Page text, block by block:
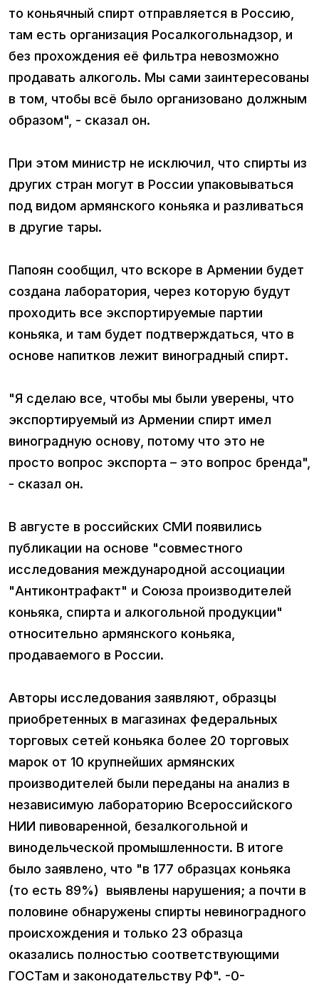
то коньячный спирт отправляется в Россию,
там есть организация Росалкогольнадзор, и
без прохождения её фильтра невозможно
продавать алкоголь. Мы сами заинтересованы
в том, чтобы всё было организовано должным
образом", - сказал он.
При этом министр не исключил, что спирты из
других стран могут в России упаковываться
под видом армянского коньяка и разливаться
в другие тары.
Папоян сообщил, что вскоре в Армении будет
создана лаборатория, через которую будут
проходить все экспортируемые партии
коньяка, и там будет подтверждаться, что в
основе напитков лежит виноградный спирт.
"Я сделаю все, чтобы мы были уверены, что
экспортируемый из Армении спирт имел
виноградную основу, потому что это не
просто вопрос экспорта – это вопрос бренда",
- сказал он.
В августе в российских СМИ появились
публикации на основе "совместного
исследования международной ассоциации
"Антиконтрафакт" и Союза производителей
коньяка, спирта и алкогольной продукции"
относительно армянского коньяка,
продаваемого в России.
Авторы исследования заявляют, образцы
приобретенных в магазинах федеральных
торговых сетей коньяка более 20 торговых
марок от 10 крупнейших армянских
производителей были переданы на анализ в
независимую лабораторию Всероссийского
НИИ пивоваренной, безалкогольной и
винодельческой промышленности. В итоге
было заявлено, что "в 177 образцах коньяка
(то есть 89%) выявлены нарушения; а почти в
половине обнаружены спирты невиноградного
происхождения и только 23 образца
оказались полностью соответствующими
ГОСТам и законодательству РФ". -0-